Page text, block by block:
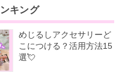
キング
めじるしアクセサリーど
こにつける？活用方法15
選💘